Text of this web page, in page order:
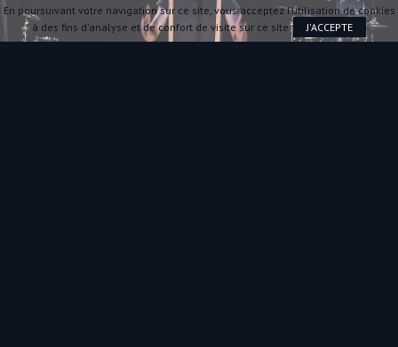
En poursuivant votre navigation sur ce site, vous acceptez l’utilisation de cookies
à des fins d'analyse et de confort de visite sur ce site.
J'ACCEPTE